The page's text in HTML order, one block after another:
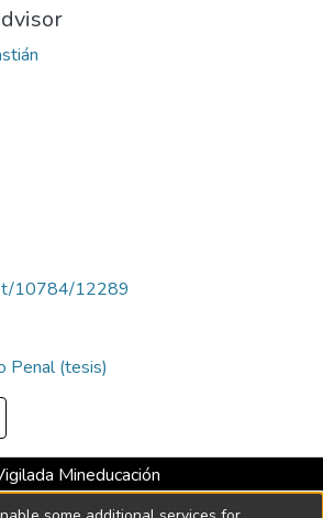
10784/12289
Penal (tesis)
Mineducación
Institucional hasta 2026 -